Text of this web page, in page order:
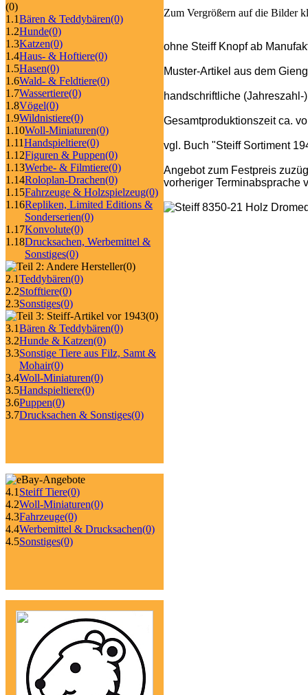
(0)
1.1Bären & Teddybären(0)
1.2Hunde(0)
1.3Katzen(0)
1.4Haus- & Hoftiere(0)
1.5Hasen(0)
1.6Wald- & Feldtiere(0)
1.7Wassertiere(0)
1.8Vögel(0)
1.9Wildnistiere(0)
1.10Woll-Miniaturen(0)
1.11Handspieltiere(0)
1.12Figuren & Puppen(0)
1.13Werbe- & Filmtiere(0)
1.14Roloplan-Drachen(0)
1.15Fahrzeuge & Holzspielzeug(0)
1.16Repliken, Limited Editions &
Sonderserien(0)
1.17Konvolute(0)
1.18Drucksachen, Werbemittel &
Sonstiges(0)
(0)
2.1Teddybären(0)
2.2Stofftiere(0)
2.3Sonstiges(0)
(0)
3.1Bären & Teddybären(0)
3.2Hunde & Katzen(0)
3.3Sonstige Tiere aus Filz, Samt &
Mohair(0)
3.4Woll-Miniaturen(0)
3.5Handspieltiere(0)
3.6Puppen(0)
3.7Drucksachen & Sonstiges(0)
4.1 Steiff Tiere(0)
4.2Woll-Miniaturen(0)
4.3Fahrzeuge(0)
4.4Werbemittel & Drucksachen(0)
4.5Sonstiges(0)
Zum Vergrößern auf die Bilder
ohne Steiff Knopf ab
Muster-Artikel aus dem
handschriftliche
Gesamtproduktionszeit ca.
vgl. Buch "Steiff Sortiment
Angebot zum Festpreis
vorheriger Terminabsprache